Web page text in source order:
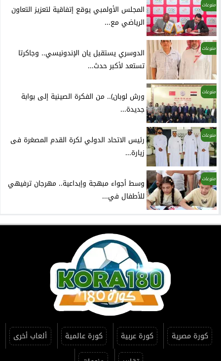
منوعات
المجلس الأولمبي يوقع إتفاقية لتعزيز التعاون
الرياضي مع...
منوعات
الدوسري يستقبل يان الإندونيسي.. وجاكرتا
تستعد لأكبر حدث...
منوعات
ورش لوبان).. من الفكرة الصينية إلى بوابة
جديدة...
منوعات
رئيس الاتحاد الدولي لكرة القدم المصغرة فى
زيارة...
منوعات
وسط أجواء مبهجة وإبداعية.. مهرجان ترفيهي
للأطفال في...
كورة مصرية كورة عربية كورة عالمية
ألعاب أخرى